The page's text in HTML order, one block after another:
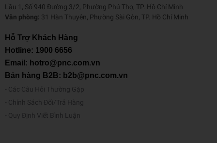
Lầu 1, Số 940 Đường 3/2, Phường Phú Thọ, TP. Hồ Chí Minh
Văn phòng: 31 Hàn Thuyên, Phường Sài Gòn, TP. Hồ Chí Minh
Hỗ Trợ Khách Hàng
Hotline: 1900 6656
Email: hotro@pnc.com.vn
Bán hàng B2B: b2b@pnc.com.vn
Các Câu Hỏi Thường Gặp
Chính Sách Đổi/Trả Hàng
Quy Định Viết Bình Luận